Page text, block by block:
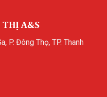
THỊ A&S
P. Đông Thọ, TP. Thanh